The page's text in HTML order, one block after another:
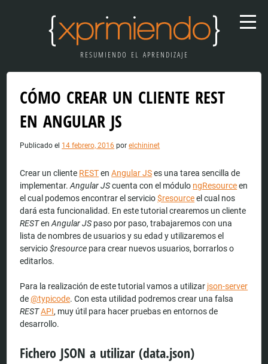
RESUMIENDO EL APRENDIZAJE
CÓMO CREAR UN CLIENTE REST
EN ANGULAR JS
Publicado el 14 febrero, 2016 porelchininet
Crear un cliente RESTenAngular JSes una tarea sencilla de
implementar.Angular JScuenta con el módulo ngResourceen
el cual podemos encontrar el servicio$resourceel cual nos
dará esta funcionalidad. En este tutorial crearemos un cliente
RESTenAngular JS paso por paso, trabajaremos con una
lista de nombres de usuarios y su edad y utilizaremos el
servicio$resource para crear nuevos usuarios, borrarlos o
editarlos.
Para la realización de este tutorial vamos a utilizar json-server
de@typicode. Con esta utilidad podremos crear una falsa
RESTAPI, muy útil para hacer pruebas en entornos de
desarrollo.
Fichero JSON a utilizar (data.json)